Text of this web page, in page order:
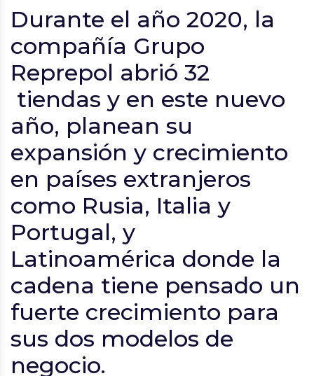
Durante el año 2020, la
compañía Grupo
Reprepol abrió 32
tiendas y en este nuevo
año, planean su
expansión y crecimiento
en países extranjeros
como Rusia, Italia y
Portugal, y
Latinoamérica donde la
cadena tiene pensado un
fuerte crecimiento para
sus dos modelos de
negocio.